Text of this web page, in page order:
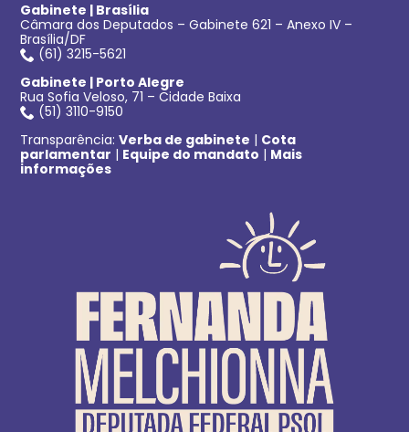
Gabinete | Brasília
Câmara dos Deputados – Gabinete 621 – Anexo IV –
Brasília/DF
(61) 3215-5621
Gabinete | Porto Alegre
Rua Sofia Veloso, 71 – Cidade Baixa
(51) 3110-9150
Transparência:Verba de gabinete | Cota
parlamentar | Equipe do mandato | Mais
informações